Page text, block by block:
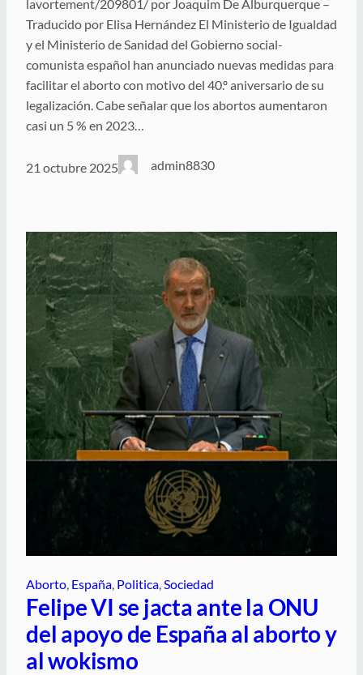
lavortement/209801/ por Joaquim De Alburquerque –
Traducido por Elisa Hernández El Ministerio de Igualdad
y el Ministerio de Sanidad del Gobierno social-
comunista español han anunciado nuevas medidas para
facilitar el aborto con motivo del 40.º aniversario de su
legalización. Cabe señalar que los abortos aumentaron
casi un 5 % en 2023…
21 octubre 2025 admin8830
Aborto, España, Politica, Sociedad
Felipe VI se jacta ante la ONU
del apoyo de España al aborto y
al wokismo